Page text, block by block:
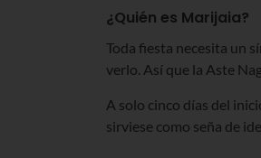
¿Quién es Marijaia?
Toda fiesta necesita un
verlo. Así que la Aste
A solo cinco días del
sirviese como seña de